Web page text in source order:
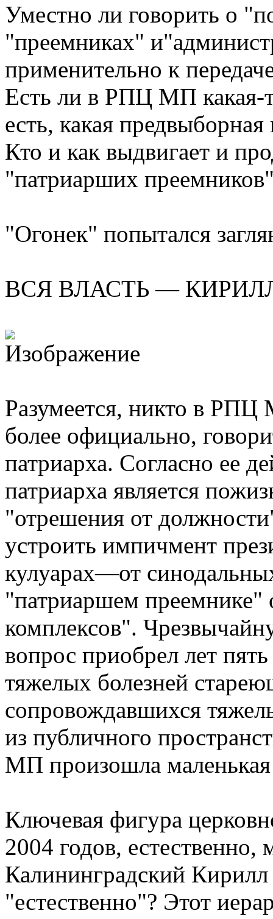
Уместно ли говорить о
"преемниках"
применительно к
Есть ли в РПЦ МП какая-
есть, какая
Кто и как выдвигает и
"патриарших
"Огонек" попытался
ВСЯ ВЛАСТЬ —
Разумеется, никто в РПЦ
более официально,
патриарха. Согласно ее
патриарха является
"отрешения от
устроить импичмент
кулуарах—от
"патриаршем преемнике"
комплексов".
вопрос приобрел лет
тяжелых болезней
сопровождавшихся
из публичного
МП произошла
Ключевая фигура
2004 годов,
Калининградский
"естественно"? Этот